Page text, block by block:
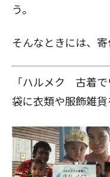
う。
そんなときには、寄
「ハルメク 古着で
袋に衣類や服飾雑貨